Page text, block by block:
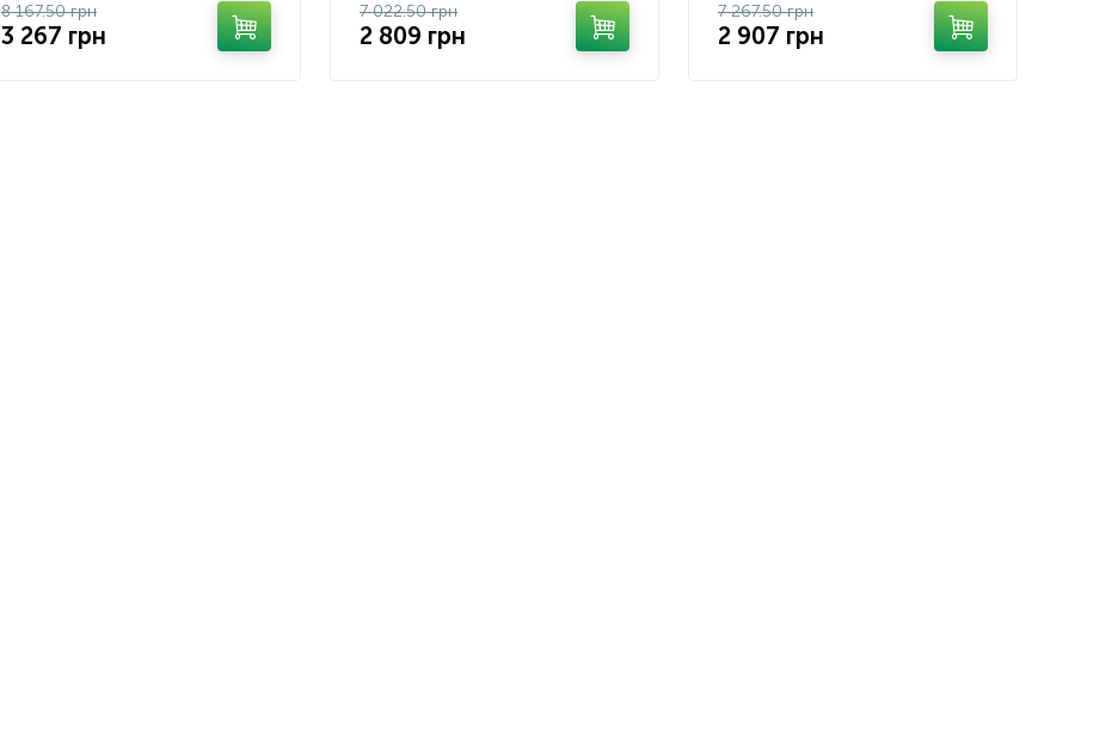
8 167.50 грн
3 267 грн
7 022.50 грн
2 809 грн
7 267.50 грн
2 907 грн